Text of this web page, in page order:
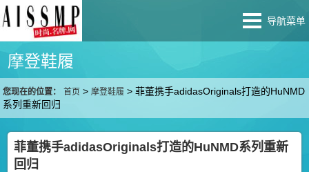
导航菜单
摩登鞋履
您现在的位置： 首页 >摩登鞋履 >菲董携手adidasOriginals打造的HuNMD
系列重新回归
菲董携手adidasOriginals打造的HuNMD系列重新
回归